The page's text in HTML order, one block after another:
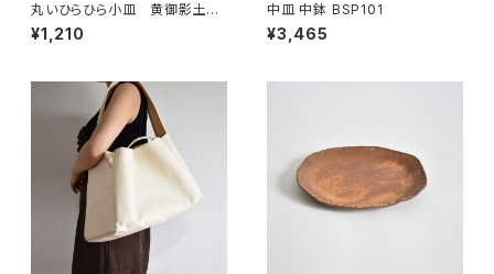
丸いひらひら小皿 黄御影土×
白鼠結晶釉
¥1,210
中皿 中鉢 BSP101
¥3,465